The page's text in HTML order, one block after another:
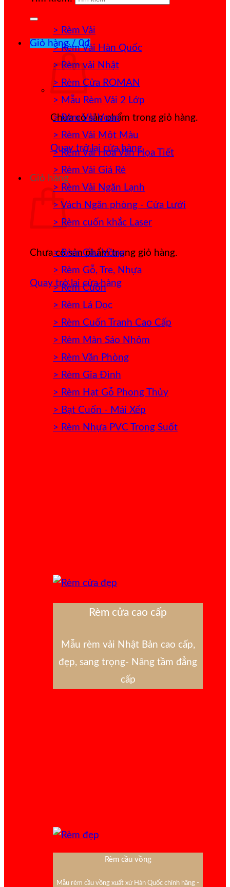
Giỏ hàng /0₫
Chưa có sản phẩm trong giỏ hàng.
Quay trở lại cửa hàng
Giỏ hàng
Chưa có sản phẩm trong giỏ hàng.
Quay trở lại cửa hàng
> Rèm Vải
> Rèm Vải Hàn Quốc
> Rèm vải Nhật
> Rèm Cửa ROMAN
> Mẫu Rèm Vải 2 Lớp
> Rèm Vải Voan
> Rèm Vải Một Màu
> Rèm Vải Hoa Văn Họa Tiết
> Rèm Vải Giá Rẻ
> Rèm Vải Ngăn Lạnh
> Vách Ngăn phòng - Cửa Lưới
> Rèm cuốn khắc Laser
> Rèm Cầu Vồng
> Rèm Gỗ, Tre, Nhựa
> Rèm Cuốn
> Rèm Lá Dọc
> Rèm Cuốn Tranh Cao Cấp
> Rèm Màn Sáo Nhôm
> Rèm Văn Phòng
> Rèm Gia Đình
> Rèm Hạt Gỗ Phong Thủy
> Bạt Cuốn - Mái Xếp
> Rèm Nhựa PVC Trong Suốt
Rèm cửa cao cấp
Mẫu rèm vải Nhật Bản cao cấp,
đẹp, sang trọng- Nâng tầm đẳng
cấp
Rèm cầu vồng
Mẫu rèm cầu vồng xuất xứ Hàn Quốc chính hãng -